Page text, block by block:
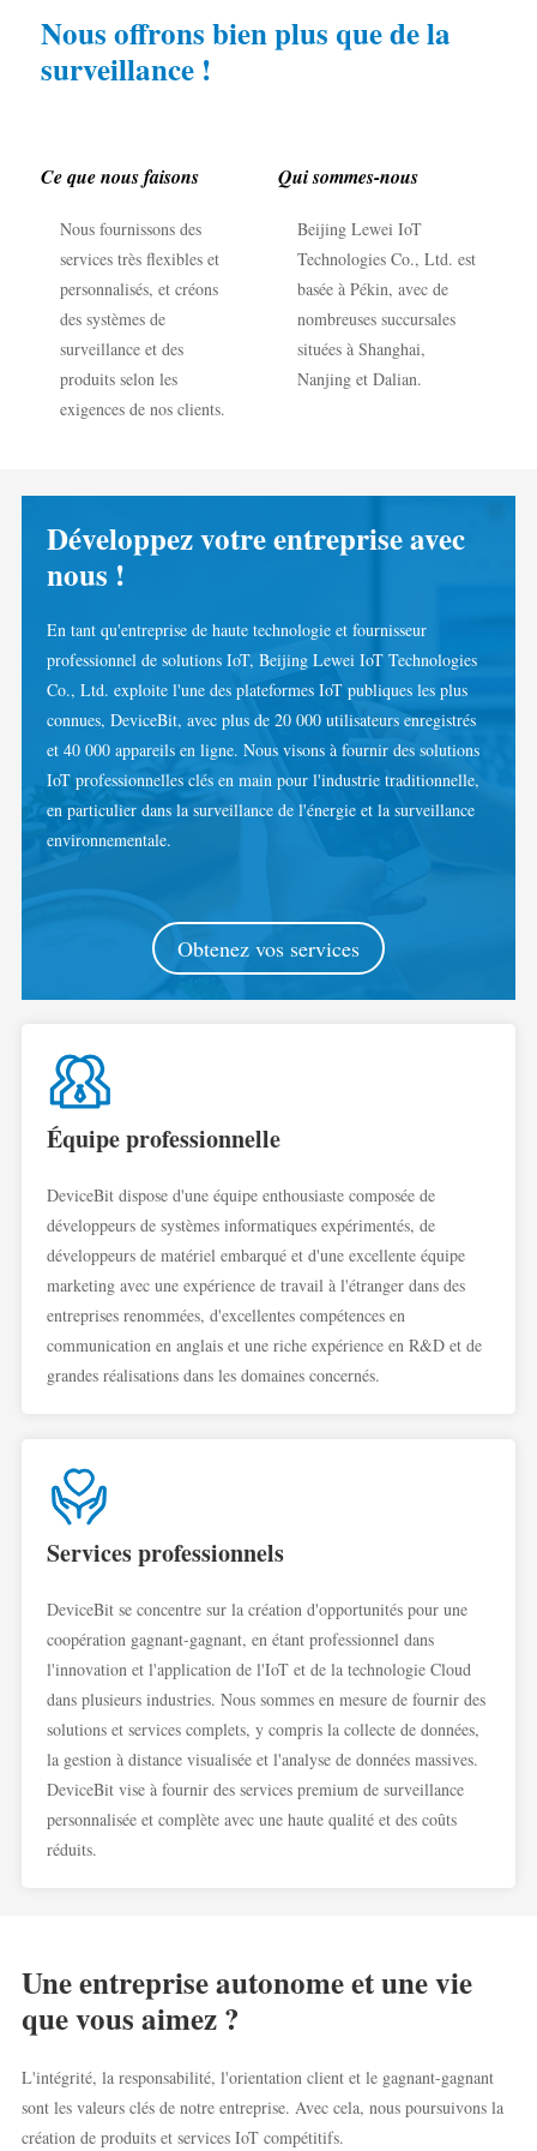
Simulateur IAMMETER
Applications
Moniteur d’énergie pour système solaire PV
Moniteur de consommation électrique
Domotique
Boutique
Ressources
Démarrage rapide du produit
Documentation
Communauté
Programme contributeur
Activités IAMMETER
Forum
Explorer le site
Classement PV
Solutions
À propos de nous
Nous offrons bien plus que de la
surveillance !
Qui sommes-nous
Beijing Lewei IoT
Technologies Co., Ltd. est
basée à Pékin, avec de
nombreuses succursales
situées à Shanghai,
Nanjing et Dalian.
Ce que nous faisons
Nous fournissons des
services très flexibles et
personnalisés, et créons
des systèmes de
surveillance et des
produits selon les
exigences de nos clients.
Développez votre entreprise avec
nous !
En tant qu'entreprise de haute technologie et fournisseur
professionnel de solutions IoT, Beijing Lewei IoT Technologies
Co., Ltd. exploite l'une des plateformes IoT publiques les plus
connues, DeviceBit, avec plus de 20 000 utilisateurs enregistrés
et 40 000 appareils en ligne. Nous visons à fournir des solutions
IoT professionnelles clés en main pour l'industrie traditionnelle,
en particulier dans la surveillance de l'énergie et la surveillance
environnementale.
Obtenez vos services
Équipe professionnelle
DeviceBit dispose d'une équipe enthousiaste composée de
développeurs de systèmes informatiques expérimentés, de
développeurs de matériel embarqué et d'une excellente équipe
marketing avec une expérience de travail à l'étranger dans des
entreprises renommées, d'excellentes compétences en
communication en anglais et une riche expérience en R&D et de
grandes réalisations dans les domaines concernés.
Services professionnels
DeviceBit se concentre sur la création d'opportunités pour une
coopération gagnant-gagnant, en étant professionnel dans
l'innovation et l'application de l'IoT et de la technologie Cloud
dans plusieurs industries. Nous sommes en mesure de fournir des
solutions et services complets, y compris la collecte de données,
la gestion à distance visualisée et l'analyse de données massives.
DeviceBit vise à fournir des services premium de surveillance
personnalisée et complète avec une haute qualité et des coûts
réduits.
Une entreprise autonome et une vie
que vous aimez ?
L'intégrité, la responsabilité, l'orientation client et le gagnant-gagnant
sont les valeurs clés de notre entreprise. Avec cela, nous poursuivons la
création de produits et services IoT compétitifs.